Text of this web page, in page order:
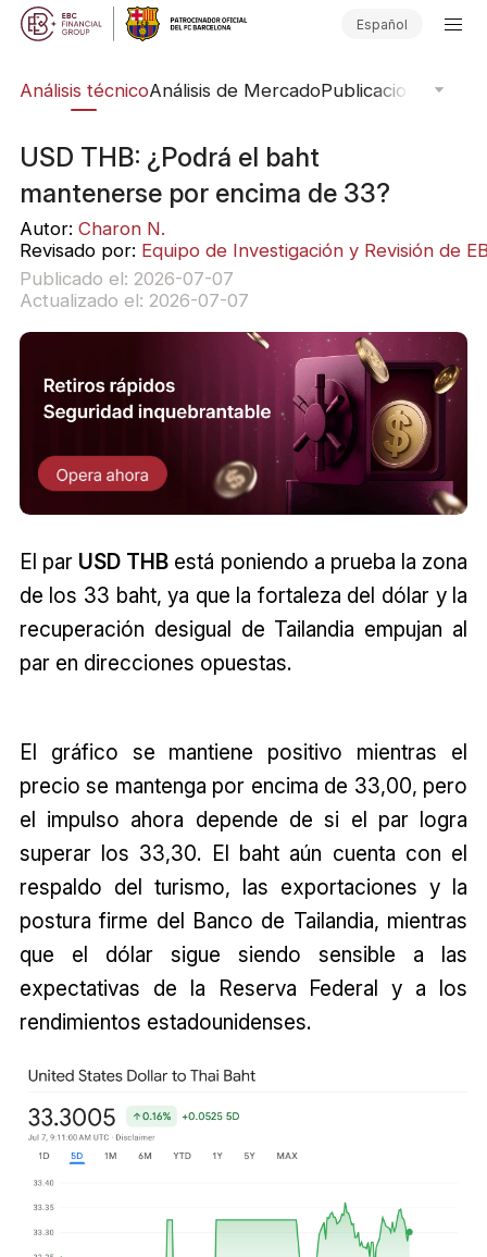
Español
Análisis técnicoAnálisis de MercadoPublicaciones del
USD THB: ¿Podrá el baht
mantenerse por encima de 33?
Autor: Charon N.
Revisado por: Equipo de Investigación y Revisión de
Publicado el: 2026-07-07
Actualizado el: 2026-07-07
El par USD THB está poniendo a prueba la zona
de los 33 baht, ya que la fortaleza del dólar y la
recuperación desigual de Tailandia empujan al
par en direcciones opuestas.
El gráfico se mantiene positivo mientras el
precio se mantenga por encima de 33,00, pero
el impulso ahora depende de si el par logra
superar los 33,30. El baht aún cuenta con el
respaldo del turismo, las exportaciones y la
postura firme del Banco de Tailandia, mientras
que el dólar sigue siendo sensible a las
expectativas de la Reserva Federal y a los
rendimientos estadounidenses.